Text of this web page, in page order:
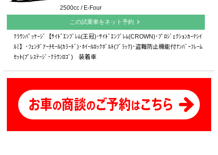
2500cc / E-Four
この試乗車をネット予約 chevron_right
ｸﾗｳﾝﾊﾟｯｹｰｼﾞ【ｻｲﾄﾞｴﾝﾌﾞﾚﾑ(王冠)･ｻｲﾄﾞｴﾝﾌﾞﾚﾑ(CROWN)･ﾌﾟﾛｼﾞｪｸｼｮﾝｶｰﾃｼｲ
ﾙﾐ】･ﾌｪﾝﾀﾞｱｰﾁﾓｰﾙ(ｶﾗｰﾄﾞ)･ﾎｲｰﾙﾛｯｸﾎﾞﾙﾄ(ﾌﾞﾗｯｸ)･盗難防止機能付ﾅﾝﾊﾞｰﾌﾚｰﾑ
ｾｯﾄ(ﾌﾟﾚｽﾃｰｼﾞ･ｸﾗｳﾝﾛｺﾞ) 装着車